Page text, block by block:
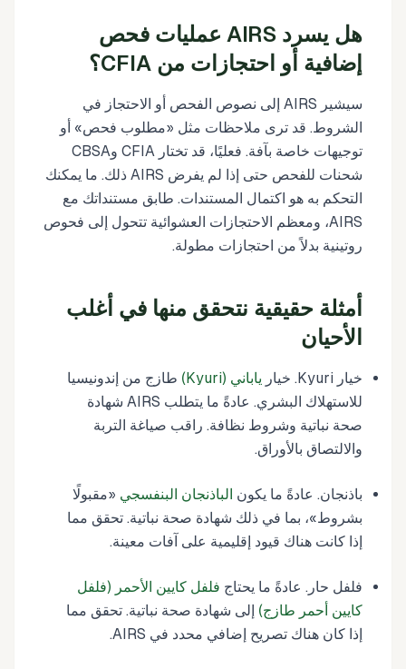
هل يسرد AIRS عمليات فحص
إضافية أو احتجازات من CFIA؟
سيشير AIRS إلى نصوص الفحص أو الاحتجاز في
الشروط. قد ترى ملاحظات مثل «مطلوب فحص» أو
توجيهات خاصة بآفة. فعليًا، قد تختار CFIA وCBSA
شحنات للفحص حتى إذا لم يفرض AIRS ذلك. ما يمكنك
التحكم به هو اكتمال المستندات. طابق مستنداتك مع
AIRS، ومعظم الاحتجازات العشوائية تتحول إلى فحوص
روتينية بدلاً من احتجازات مطولة.
أمثلة حقيقية نتحقق منها في أغلب
الأحيان
خيار Kyuri. خيار ياباني (Kyuri)
طازج من إندونيسيا
للاستهلاك البشري. عادةً ما يتطلب AIRS شهادة
صحة نباتية وشروط نظافة. راقب صياغة التربة
والالتصاق بالأوراق.
باذنجان. عادةً ما يكون الباذنجان البنفسجي «مقبولًا
بشروط»، بما في ذلك شهادة صحة نباتية. تحقق مما
إذا كانت هناك قيود إقليمية على آفات معينة.
فلفل حار. عادةً ما يحتاج فلفل كايين الأحمر (فلفل
كايين أحمر طازج) إلى شهادة صحة نباتية. تحقق مما
إذا كان هناك تصريح إضافي محدد في AIRS.